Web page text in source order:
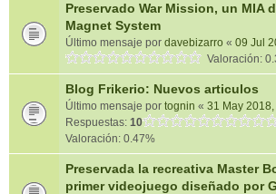
Preservado War Mission, un MIA
Magnet System
Último mensaje por davebizarro « 09 Jul
Valoración:
Blog Frikerio: Nuevos articulos
Último mensaje por tognin « 31 May 2018,
Respuestas: 10
Valoración: 0.47%
Preservada la recreativa Master
primer videojuego diseñado por